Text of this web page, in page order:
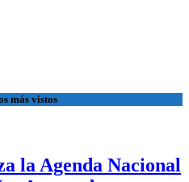
más vistos
la Agenda Nacional